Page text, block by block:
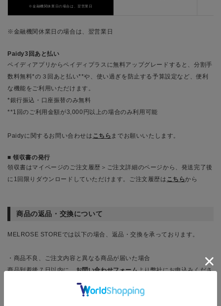
※金融機関休業日の場合は、翌営業日
※金融機関休業日の場合は、翌営業日
Paidy3回あと払い
ペイディアプリからペイディプラスに無料アップグレードすると、分割手
数料無料*の３回あと払い**や、使い過ぎを防止する予算設定など、便利
な機能をご利用いただけます。
*銀行振込・口座振替のみ無料
**1回のご利用金額が3,000円以上の場合のみ利用可能
Paidyに関するお問い合わせは こちら までお願いいたします。
領収書の発行
領収書はマイページのご注文履歴＞ご注文詳細のページから、発送完了後
に1回限りダウンロードしていただけます。ご注文履歴は こちらから
商品の返品・交換について
MELROSE STOREでは以下の場合、返品・交換を承っております。
・商品不良、ご注文内容と異なる商品が届いた場合
商品到着後７日以内に、お問い合わせフォームより弊社にお申込みくださ
商品確認後に返品、または良品の注文商品と交換いたします。また、返